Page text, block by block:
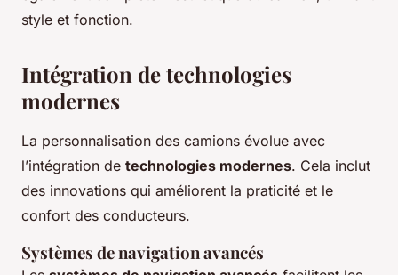
style et fonction.
Intégration de technologies
modernes
La personnalisation des camions évolue avec
l’intégration de technologies modernes. Cela inclut
des innovations qui améliorent la praticité et le
confort des conducteurs.
Systèmes de navigation avancés